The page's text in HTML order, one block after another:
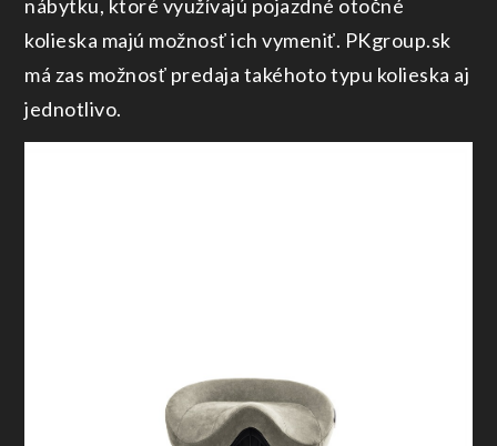
nábytku, ktoré využívajú pojazdné otočné
kolieska majú možnosť ich vymeniť. PKgroup.sk
má zas možnosť predaja takéhoto typu kolieska aj
jednotlivo.